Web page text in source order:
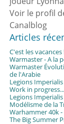
Voir le profil
Canalblog
Articles
C'est les vacances
Warmaster - A la
Warmaster
de l'Arabie
Legions
Work in
Legions
Modélisme de la
Warhammer 40k
The Big Summer